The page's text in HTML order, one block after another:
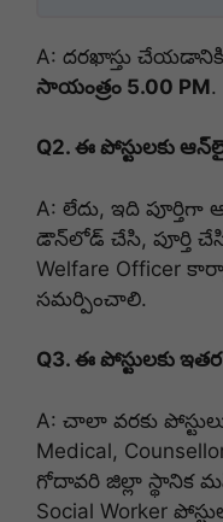
A: దరఖాస్తు
సాయంత్రం 5.00 PM.
Q2. ఈ పోస్టులకు
A: లేదు, ఇది పూర్తిగా
డౌన్‌లోడ్ చేసి, పూర్తి
Welfare Officer
సమర్పించాలి.
Q3. ఈ పోస్టులకు
A: చాలా వరకు
Medical,
గోదావరి జిల్లా స్థానిక
Social Worker